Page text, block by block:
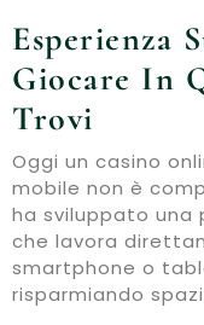
Esperienza
Giocare In
Trovi
Oggi un casino
mobile non è
ha sviluppato
che lavora
smartphone o
risparmiando